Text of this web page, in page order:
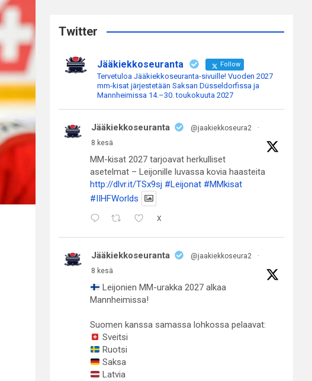
c
Twitter
Jääkiekkoseuranta Follow
Tervetuloa Jääkiekkoseuranta-sivuille! Vuoden 2027
mm-kisat järjestetään Saksan Düsseldorfissa ja
Mannheimissa 14.–30. toukokuuta 2027
Jääkiekkoseuranta @jaakiekkoseura2
·
8 kesä
MM-kisat 2027 tarjoavat herkulliset
asetelmat – Leijonille luvassa kovia haasteita
http://dlvr.it/TSx9sj #Leijonat #MMkisat
#IIHFWorlds
X
Jääkiekkoseuranta @jaakiekkoseura2
·
8 kesä
Leijonien MM-urakka 2027 alkaa
Mannheimissa!
Suomen kanssa samassa lohkossa pelaavat:
Sveitsi
Ruotsi
Saksa
Latvia